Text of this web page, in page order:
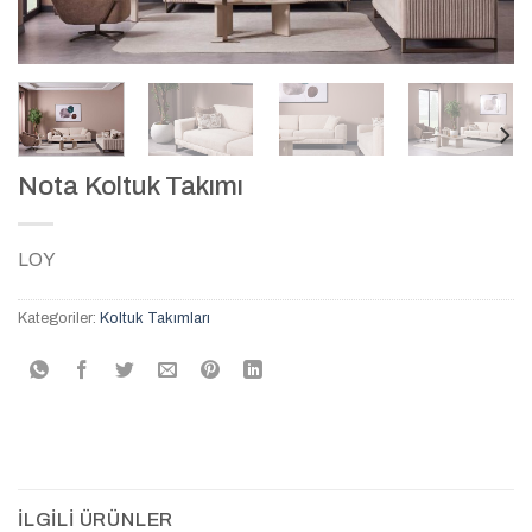
Nota Koltuk Takımı
LOY
Kategoriler: Koltuk Takımları
İLGILI ÜRÜNLER